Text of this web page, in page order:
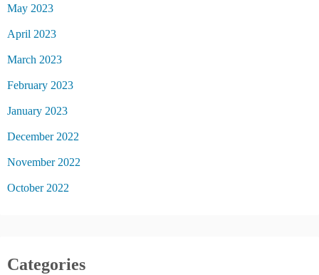
May 2023
April 2023
March 2023
February 2023
January 2023
December 2022
November 2022
October 2022
Categories